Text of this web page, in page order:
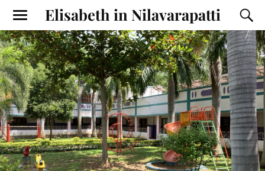
Elisabeth in Nilavarapatti